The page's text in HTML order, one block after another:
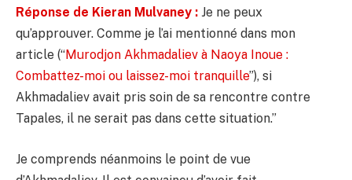
Réponse de Kieran Mulvaney : Je ne peux
qu’approuver. Comme je l’ai mentionné dans mon
article (“Murodjon Akhmadaliev à Naoya Inoue :
Combattez-moi ou laissez-moi tranquille”), si
Akhmadaliev avait pris soin de sa rencontre contre
Tapales, il ne serait pas dans cette situation.”
Je comprends néanmoins le point de vue